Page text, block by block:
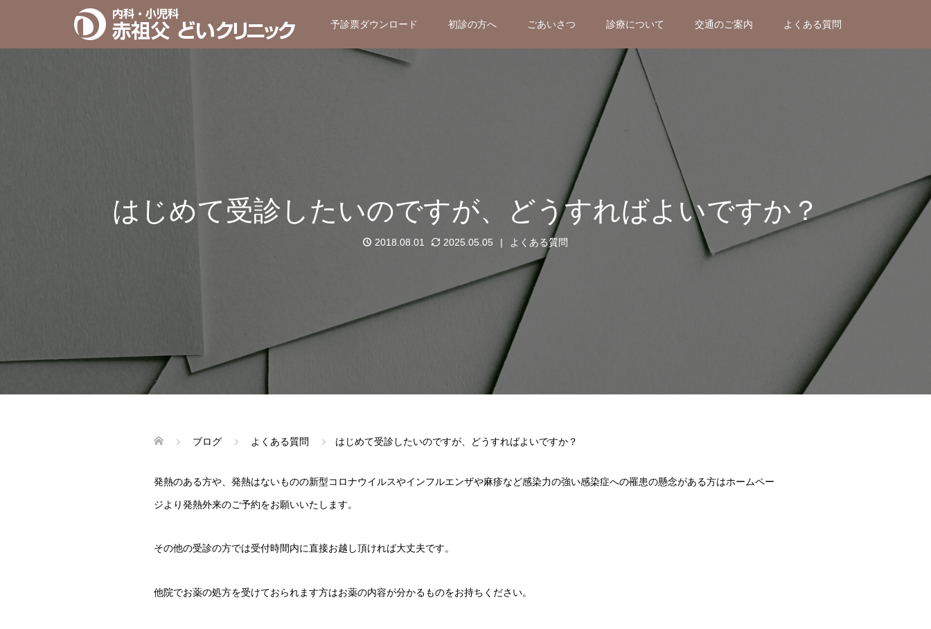
予診票ダウンロード 初診の方へ ごあいさつ 診療について 交通のご案内 よくある質問
はじめて受診したいのですが、どうすればよいですか？
2018.08.01 2025.05.05 よくある質問
ブログ よくある質問 はじめて受診したいのですが、どうすればよいですか？
発熱のある方や、発熱はないものの新型コロナウイルスやインフルエンザや麻疹など感染力の強い感染症への罹患の懸念がある方はホームペー
ジより発熱外来のご予約をお願いいたします。
その他の受診の方では受付時間内に直接お越し頂ければ大丈夫です。
他院でお薬の処方を受けておられます方はお薬の内容が分かるものをお持ちください。